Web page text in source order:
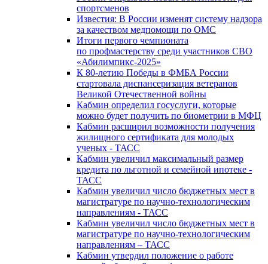
спортсменов
Известия: В России изменят систему надзора
за качеством медпомощи по ОМС
Итоги первого чемпионата
по профмастерству среди участников СВО
«Абилимпикс-2025»
К 80-летию Победы в ФМБА России
стартовала диспансеризация ветеранов
Великой Отечественной войны
Кабмин определил госуслуги, которые
можно будет получить по биометрии в МФЦ
Кабмин расширил возможности получения
жилищного сертификата для молодых
ученых - ТАСС
Кабмин увеличил максимальный размер
кредита по льготной и семейной ипотеке -
ТАСС
Кабмин увеличил число бюджетных мест в
магистратуре по научно-технологическим
направлениям - ТАСС
Кабмин увеличил число бюджетных мест в
магистратуре по научно-технологическим
направлениям – ТАСС
Кабмин утвердил положение о работе